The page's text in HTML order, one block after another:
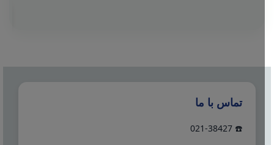
تماس با ما
☎️ 021-38427